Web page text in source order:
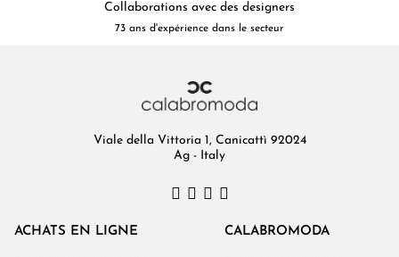
Collaborations avec des designers
73 ans d'expérience dans le secteur
Viale della Vittoria 1, Canicattì 92024
Ag - Italy
ACHATS EN LIGNE CALABROMODA